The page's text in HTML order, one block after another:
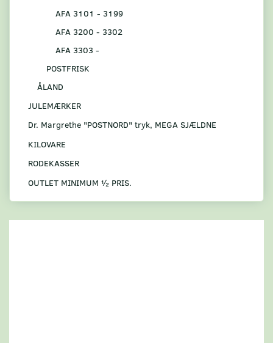
AFA 3101 - 3199
AFA 3200 - 3302
AFA 3303 -
POSTFRISK
ÅLAND
JULEMÆRKER
Dr. Margrethe "POSTNORD" tryk, MEGA SJÆLDNE
KILOVARE
RODEKASSER
OUTLET MINIMUM ½ PRIS.